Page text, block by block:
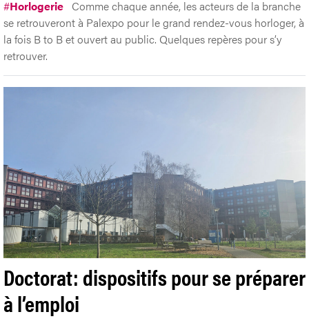
#Horlogerie Comme chaque année, les acteurs de la branche
se retrouveront à Palexpo pour le grand rendez-vous horloger, à
la fois B to B et ouvert au public. Quelques repères pour s’y
retrouver.
Doctorat: dispositifs pour se préparer
à l’emploi